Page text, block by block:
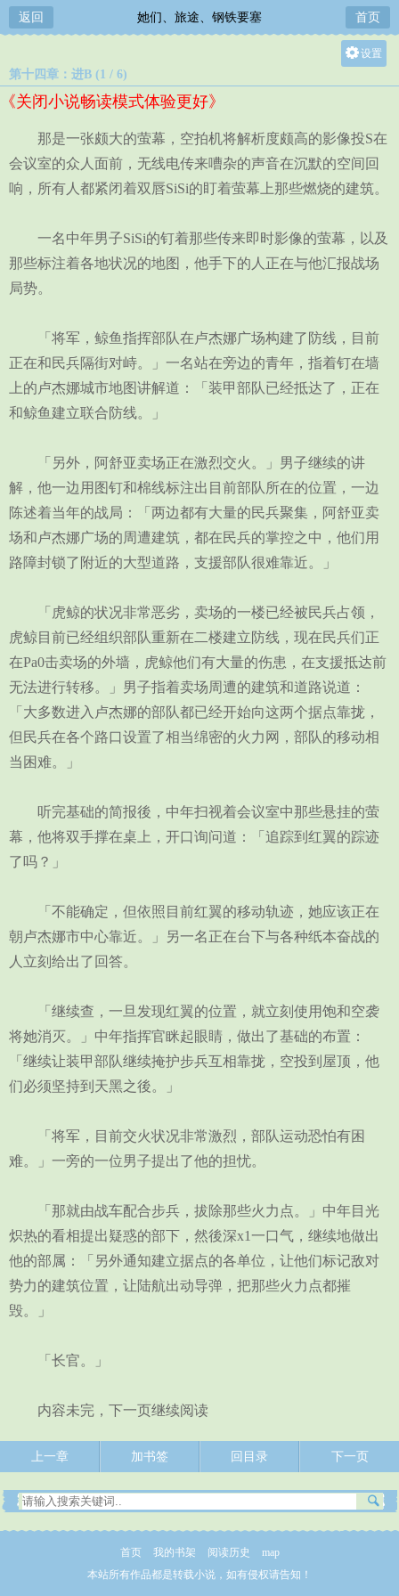
返回 她们、旅途、钢铁要塞 首页
设置
中
小
第十四章：进B (1 / 6)
《关闭小说畅读模式体验更好》
那是一张颇大的萤幕，空拍机将解析度颇高的影像投S在
会议室的众人面前，无线电传来嘈杂的声音在沉默的空间回
响，所有人都紧闭着双唇SiSi的盯着萤幕上那些燃烧的建筑。
一名中年男子SiSi的钉着那些传来即时影像的萤幕，以及
那些标注着各地状况的地图，他手下的人正在与他汇报战场
局势。
「将军，鲸鱼指挥部队在卢杰娜广场构建了防线，目前
正在和民兵隔街对峙。」一名站在旁边的青年，指着钉在墙
上的卢杰娜城市地图讲解道：「装甲部队已经抵达了，正在
和鲸鱼建立联合防线。」
「另外，阿舒亚卖场正在激烈交火。」男子继续的讲
解，他一边用图钉和棉线标注出目前部队所在的位置，一边
陈述着当年的战局：「两边都有大量的民兵聚集，阿舒亚卖
场和卢杰娜广场的周遭建筑，都在民兵的掌控之中，他们用
路障封锁了附近的大型道路，支援部队很难靠近。」
「虎鲸的状况非常恶劣，卖场的一楼已经被民兵占领，
虎鲸目前已经组织部队重新在二楼建立防线，现在民兵们正
在Pa0击卖场的外墙，虎鲸他们有大量的伤患，在支援抵达前
无法进行转移。」男子指着卖场周遭的建筑和道路说道：
「大多数进入卢杰娜的部队都已经开始向这两个据点靠拢，
但民兵在各个路口设置了相当绵密的火力网，部队的移动相
当困难。」
听完基础的简报後，中年扫视着会议室中那些悬挂的萤
幕，他将双手撑在桌上，开口询问道：「追踪到红翼的踪迹
了吗？」
「不能确定，但依照目前红翼的移动轨迹，她应该正在
朝卢杰娜市中心靠近。」另一名正在台下与各种纸本奋战的
人立刻给出了回答。
「继续查，一旦发现红翼的位置，就立刻使用饱和空袭
将她消灭。」中年指挥官眯起眼睛，做出了基础的布置：
「继续让装甲部队继续掩护步兵互相靠拢，空投到屋顶，他
们必须坚持到天黑之後。」
「将军，目前交火状况非常激烈，部队运动恐怕有困
难。」一旁的一位男子提出了他的担忧。
「那就由战车配合步兵，拔除那些火力点。」中年目光
炽热的看相提出疑惑的部下，然後深x1一口气，继续地做出
他的部属：「另外通知建立据点的各单位，让他们标记敌对
势力的建筑位置，让陆航出动导弹，把那些火力点都摧
毁。」
「长官。」
内容未完，下一页继续阅读
上一章 加书签 回目录 下一页
首页 我的书架 阅读历史
map
本站所有作品都是转载小说，如有侵权请告知！